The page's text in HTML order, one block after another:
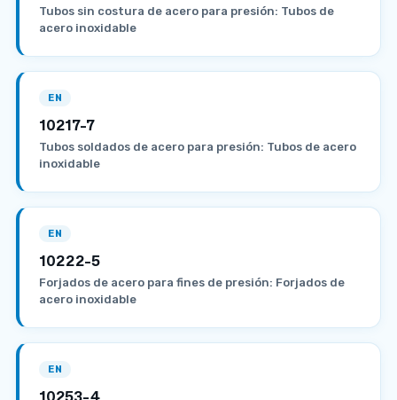
Tubos sin costura de acero para presión: Tubos de
acero inoxidable
EN
10217-7
Tubos soldados de acero para presión: Tubos de acero
inoxidable
EN
10222-5
Forjados de acero para fines de presión: Forjados de
acero inoxidable
EN
10253-4